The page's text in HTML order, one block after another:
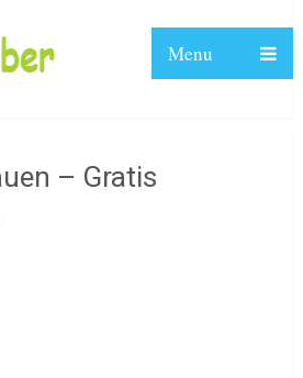
Menu
– Gratis